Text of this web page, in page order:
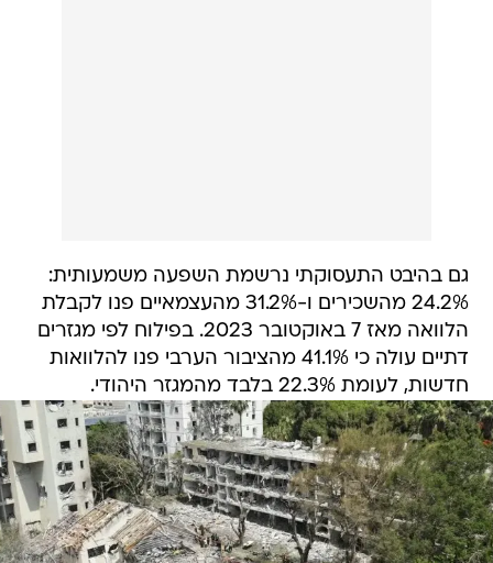
גם בהיבט התעסוקתי נרשמת השפעה משמעותית:
24.2% מהשכירים ו-31.2% מהעצמאיים פנו לקבלת
הלוואה מאז 7 באוקטובר 2023. בפילוח לפי מגזרים
דתיים עולה כי 41.1% מהציבור הערבי פנו להלוואות
חדשות, לעומת 22.3% בלבד מהמגזר היהודי.